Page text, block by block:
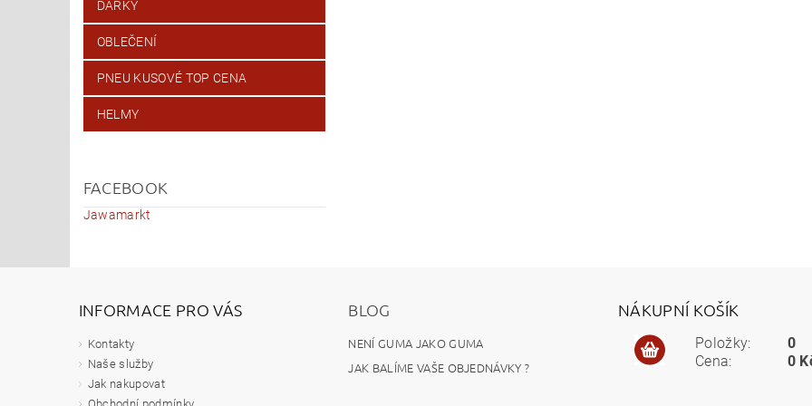
DÁRKY
OBLEČENÍ
PNEU KUSOVÉ TOP CENA
HELMY
FACEBOOK
Jawamarkt
INFORMACE PRO VÁS
Kontakty
Naše služby
Jak nakupovat
BLOG
NENÍ GUMA JAKO GUMA
JAK BALÍME VAŠE OBJEDNÁVKY ?
NÁKUPNÍ KOŠÍK
Položky:
Cena:
0
0